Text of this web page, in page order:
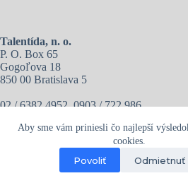
Aby sme vám priniesli čo najlepší
cookies.
Povoliť Odmietnuť
Talentída, n. o.
P. O. Box 65
Gogoľova 18
850 00 Bratislava 5
02 / 6382 4952, 0903 / 722 986
POLICY